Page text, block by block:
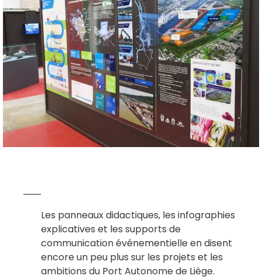
Les panneaux didactiques, les infographies
explicatives et les supports de
communication événementielle en disent
encore un peu plus sur les projets et les
ambitions du Port Autonome de Liège.